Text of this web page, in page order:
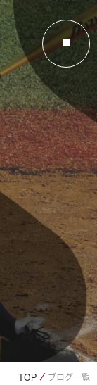
TOP ブログ一覧